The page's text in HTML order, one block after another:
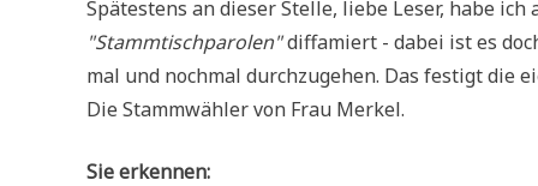
Spä­te­stens an die­ser Stel­le, lie­be Leser, habe
"Stamm­tisch­pa­ro­len"dif­fa­miert - dabei ist es
mal und noch­mal durch­zu­ge­hen. Das festigt die
Die Stamm­wäh­ler von Frau Merkel.
Sie erken­nen: